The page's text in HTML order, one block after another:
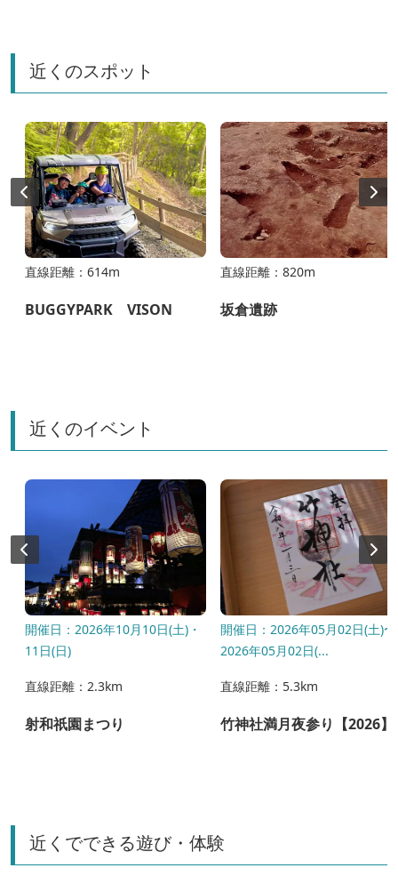
近くのスポット
直線距離：614m
BUGGYPARK VISON
直線距離：820m
坂倉遺跡
近くのイベント
開催日：2026年10月10日(土)・
11日(日)
直線距離：2.3km
射和祇園まつり
開催日：2026年05月02日(土)〜
2026年05月02日(...
直線距離：5.3km
竹神社満月夜参り【2026】
近くでできる遊び・体験